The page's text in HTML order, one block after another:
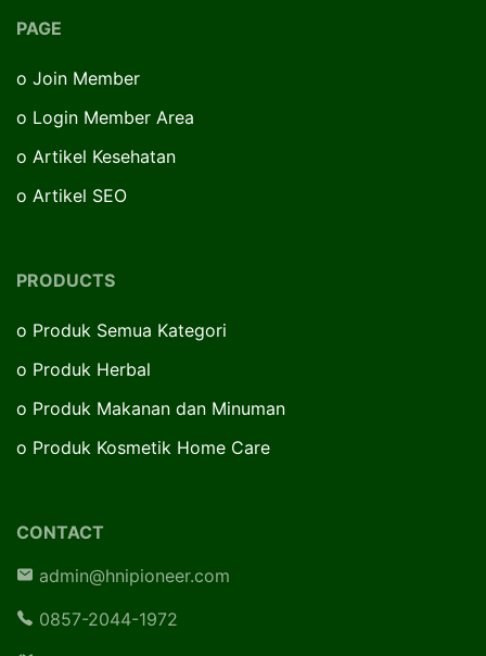
PAGE
o Join Member
o Login Member Area
o Artikel Kesehatan
o Artikel SEO
PRODUCTS
o Produk Semua Kategori
o Produk Herbal
o Produk Makanan dan Minuman
o Produk Kosmetik Home Care
CONTACT
admin@hnipioneer.com
0857-2044-1972